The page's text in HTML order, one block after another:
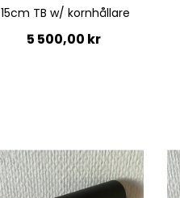
15cm TB w/ kornhållare
5 500,00 kr